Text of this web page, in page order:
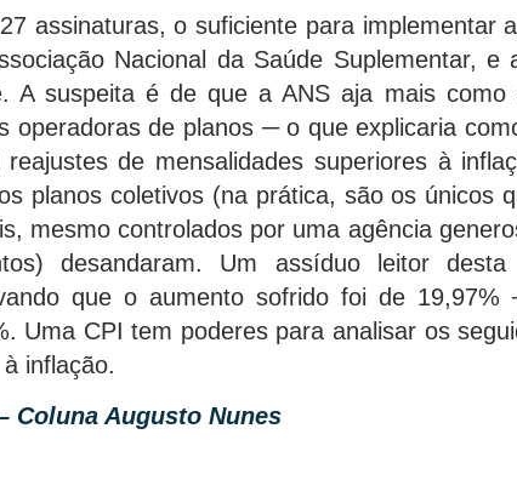
assinaturas, o suficiente para implementar
Nacional da Saúde Suplementar, e
A suspeita é de que a ANS aja mais como
operadoras de planos ─ o que explicaria
reajustes de mensalidades superiores à
planos coletivos (na prática, são os únicos
mesmo controlados por uma agência
desandaram. Um assíduo leitor desta
que o aumento sofrido foi de 19,97%
Uma CPI tem poderes para analisar os
inflação.
Coluna Augusto Nunes